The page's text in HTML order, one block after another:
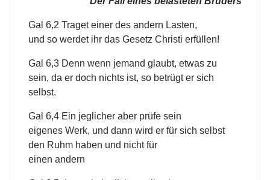
Gal 6,2 Traget einer des andern Lasten,
und so werdet ihr das Gesetz Christi erfüllen!
Gal 6,3 Denn wenn jemand glaubt, etwas zu
sein, da er doch nichts ist, so betrügt er sich
selbst.
Gal 6,4 Ein jeglicher aber prüfe sein
eigenes Werk, und dann wird er für sich selbst
den Ruhm haben und nicht für
einen andern